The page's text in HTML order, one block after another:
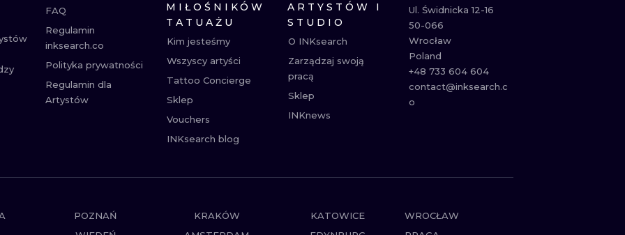
FAQ
Regulamin
inksearch.co
Polityka prywatności
Regulamin dla
Artystów
MIŁOŚNIKÓW
TATUAŻU
Kim jesteśmy
Wszyscy artyści
Tattoo Concierge
Sklep
Vouchers
INKsearch blog
ARTYSTÓW I
STUDIO
O INKsearch
Zarządzaj swoją
pracą
Sklep
INKnews
Ul. Świdnicka 12-16
50-066
Wrocław
Poland
+48 733 604 604
contact@inksearch.c
o
POZNAŃ KRAKÓW KATOWICE
WROCŁAW